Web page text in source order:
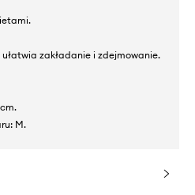
zakładanie i zdejmowanie.
M.